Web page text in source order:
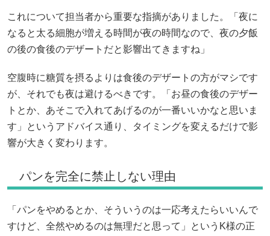
これについて担当者から重要な指摘がありました。「夜に
なると太る細胞が増える時間が夜の時間なので、夜の夕飯
の後の食後のデザートだと影響出てきますね」
空腹時に糖質を摂るよりは食後のデザートの方がマシです
が、それでも夜は避けるべきです。「お昼の食後のデザー
トとか、あそこで入れてあげるのが一番いいかなと思いま
す」というアドバイス通り、タイミングを変えるだけで影
響が大きく変わります。
パンを完全に禁止しない理由
「パンをやめるとか、そういうのは一応考えたらいいんで
すけど、全然やめるのは無理だと思って」というK様の正